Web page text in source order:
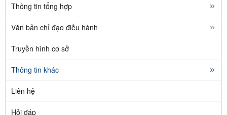
Thông tin tổng hợp
Văn bản chỉ đạo điều hành
Truyền hình cơ sở
Thông tin khác
Liên hệ
Hỏi đáp